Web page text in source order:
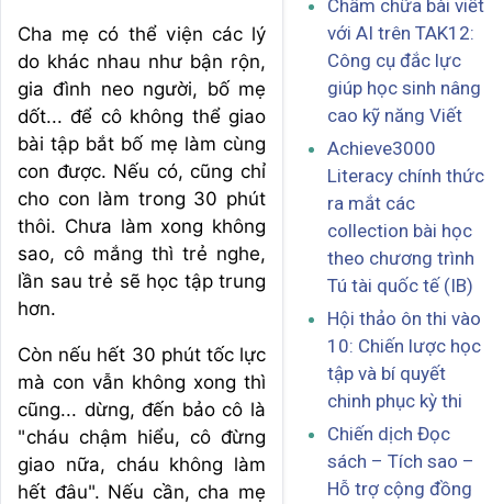
Cha mẹ có thể viện các lý
do khác nhau như bận rộn,
gia đình neo người, bố mẹ
dốt... để cô không thể giao
bài tập bắt bố mẹ làm cùng
con được. Nếu có, cũng chỉ
cho con làm trong 30 phút
thôi. Chưa làm xong không
sao, cô mắng thì trẻ nghe,
lần sau trẻ sẽ học tập trung
hơn.
Còn nếu hết 30 phút tốc lực
mà con vẫn không xong thì
cũng... dừng, đến bảo cô là
"cháu chậm hiểu, cô đừng
giao nữa, cháu không làm
hết đâu". Nếu cần, cha mẹ
Chấm chữa bài viết
với AI trên TAK12:
Công cụ đắc lực
giúp học sinh nâng
cao kỹ năng Viết
Achieve3000
Literacy chính thức
ra mắt các
collection bài học
theo chương trình
Tú tài quốc tế (IB)
Hội thảo ôn thi vào
10: Chiến lược học
tập và bí quyết
chinh phục kỳ thi
Chiến dịch Đọc
sách – Tích sao –
Hỗ trợ cộng đồng